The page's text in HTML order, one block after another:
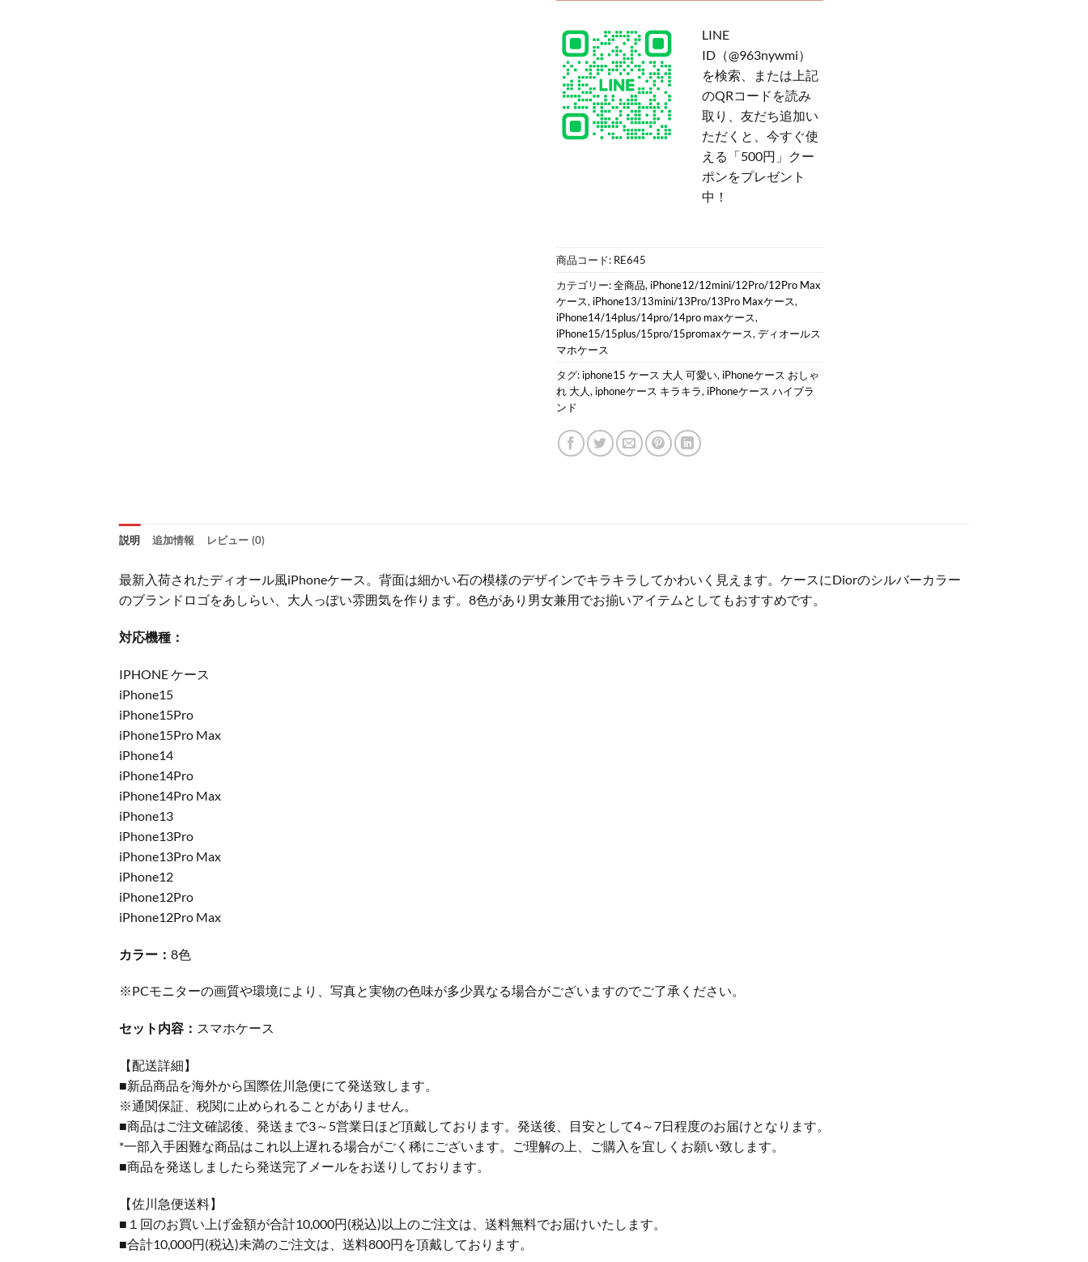
LINE
ID（@963nywmi）
を検索、または上記
のQRコードを読み
取り、友だち追加い
ただくと、今すぐ使
える「500円」クー
ポンをプレゼント
中！
商品コード: RE645
カテゴリー:全商品, iPhone12/12mini/12Pro/12Pro Max
ケース, iPhone13/13mini/13Pro/13Pro Maxケース,
iPhone14/14plus/14pro/14pro maxケース,
iPhone15/15plus/15pro/15promaxケース,ディオールス
マホケース
タグ: iphone15 ケース 大人 可愛い, iPhoneケース おしゃ
れ 大人, iphoneケース キラキラ, iPhoneケース ハイブラ
ンド
説明 追加情報 レビュー (0)
最新入荷されたディオール風iPhoneケース。背面は細かい石の模様のデザインでキラキラしてかわいく見えます。ケースにDiorのシルバーカラー
のブランドロゴをあしらい、大人っぽい雰囲気を作ります。8色があり男女兼用でお揃いアイテムとしてもおすすめです。
対応機種：
IPHONE ケース
iPhone15
iPhone15Pro
iPhone15Pro Max
iPhone14
iPhone14Pro
iPhone14Pro Max
iPhone13
iPhone13Pro
iPhone13Pro Max
iPhone12
iPhone12Pro
iPhone12Pro Max
カラー： 8色
※PCモニターの画質や環境により、写真と実物の色味が多少異なる場合がございますのでご了承ください。
セット内容： スマホケース
【配送詳細】
■新品商品を海外から国際佐川急便にて発送致します。
※通関保証、税関に止められることがありません。
■商品はご注文確認後、発送まで3～5営業日ほど頂戴しております。発送後、目安として4～7日程度のお届けとなります。
*一部入手困難な商品はこれ以上遅れる場合がごく稀にございます。ご理解の上、ご購入を宜しくお願い致します。
■商品を発送しましたら発送完了メールをお送りしております。
【佐川急便送料】
■１回のお買い上げ金額が合計10,000円(税込)以上のご注文は、送料無料でお届けいたします。
■合計10,000円(税込)未満のご注文は、送料800円を頂戴しております。